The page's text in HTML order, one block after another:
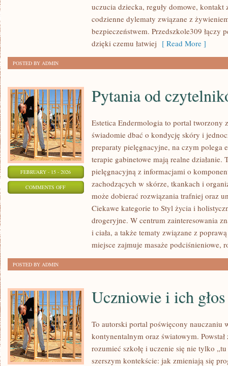
uczucia dziecka, reguły domowe, kontakt
codzienne dylematy związane z
bezpieczeństwem. Przedszkole309 łączy
dzięki czemu łatwiej [ Read More ]
POSTED BY ADMIN
FEBRUARY - 15 - 2026
COMMENTS OFFON
CZYTELNIKÓW
Pytania od
Estetica Endermologia to portal tworzony
świadomie dbać o kondycję skóry i
preparaty pielęgnacyjne, na czym polega
terapie gabinetowe mają realne działanie.
pielęgnacyjną z informacjami o
zachodzących w skórze, tkankach i
może dobierać rozwiązania trafniej oraz
Ciekawe kategorie to Styl życia i
drogeryjne. W centrum zainteresowania
i ciała, a także tematy związane z
miejsce zajmuje masaże podciśnieniowe,
POSTED BY ADMIN
Uczniowie i ich głos
To autorski portal poświęcony nauczaniu
kontynentalnym oraz światowym.
rozumieć szkołę i uczenie się nie tylko
szerszym kontekście: jak zmieniają się